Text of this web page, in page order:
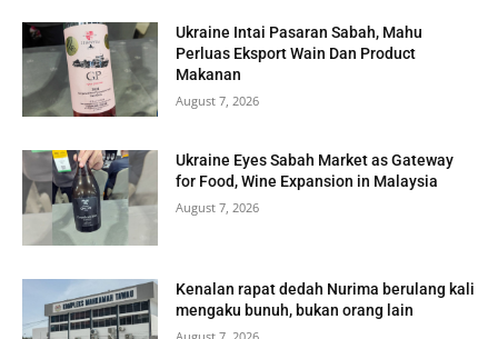
Ukraine Intai Pasaran Sabah, Mahu
Perluas Eksport Wain Dan Product
Makanan
August 7, 2026
Ukraine Eyes Sabah Market as Gateway
for Food, Wine Expansion in Malaysia
August 7, 2026
Kenalan rapat dedah Nurima berulang kali
mengaku bunuh, bukan orang lain